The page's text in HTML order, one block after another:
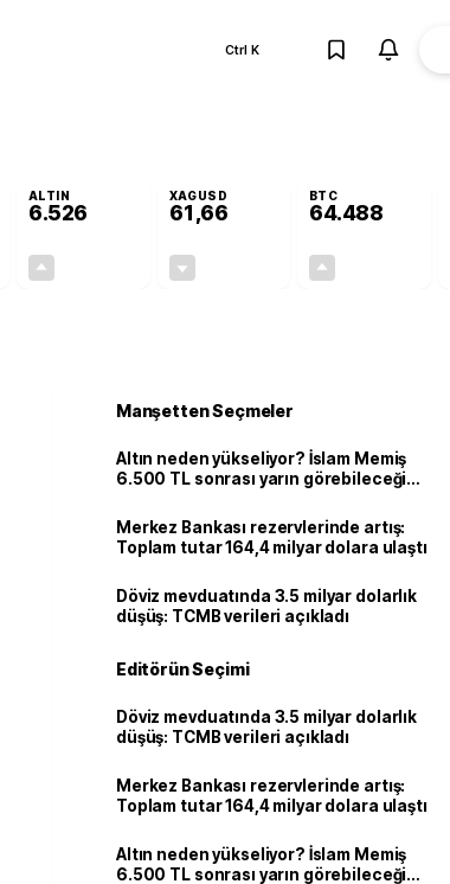
Ctrl K
ALTIN
6.526
XAGUSD
61,66
BTC
64.488
Manşetten Seçmeler
Altın neden yükseliyor? İslam Memiş
6.500 TL sonrası yarın görebileceği
Merkez Bankası rezervlerinde artış:
Toplam tutar 164,4 milyar dolara ulaştı
Döviz mevduatında 3.5 milyar dolarlık
düşüş: TCMB verileri açıkladı
Editörün Seçimi
Döviz mevduatında 3.5 milyar dolarlık
düşüş: TCMB verileri açıkladı
Merkez Bankası rezervlerinde artış:
Toplam tutar 164,4 milyar dolara ulaştı
Altın neden yükseliyor? İslam Memiş
6.500 TL sonrası yarın görebileceği